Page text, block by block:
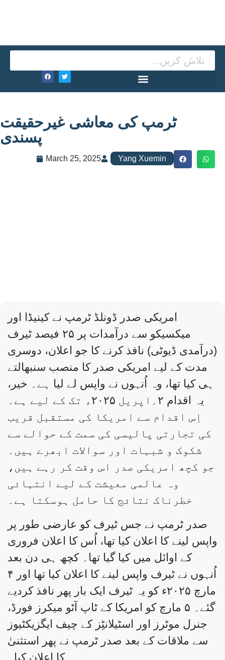
ٹرمپ کی معاشی غیرحقیقت
پسندی
March 25, 2025 Yang Xuemin
امریکی صدر ڈونلڈ ٹرمپ نے کینیڈا اور
میکسیکو سے درآمدات پر ۲۵ فیصد ٹیرف
(درآمدی ڈیوٹی) نافذ کرنے کا جو اعلان، دوسری
مدت کے لیے امریکی صدر کا منصب سنبھالتے
ہی کیا تھا، وہ اُنہوں نے واپس لے لیا ہے۔ خیر،
یہ اقدام ۲؍اپریل ۲۰۲۵ء تک کے لیے ہے۔
اِس اقدام سے امریکا کی مستقبل قریب
کی تجارتی پالیسی کی سمت کے حوالے سے
شکوک و شبہات اور سوالات ابھرے ہیں۔
جو کچھ امریکی صدر اس وقت کر رہے ہیں،
وہ عالمی معیشت کے لیے انتہائی
خطرناک نتائج کا حامل ہوسکتا ہے۔
صدر ٹرمپ نے جس ٹیرف کو عارضی طور پر
واپس لینے کا اعلان کیا تھا، اُس کا اعلان فروری
کے اوائل میں کیا گیا تھا۔ کچھ ہی دن بعد
اُنہوں نے ٹیرف واپس لینے کا اعلان کیا تھا اور ۴
مارچ ۲۰۲۵ء کو یہ ٹیرف ایک بار پھر نافذ کردیے
گئے۔ ۵ مارچ کو امریکا کے ٹاپ آٹو میکرز فورڈ،
جنرل موٹرز اور اسٹیلانٹِز کے چیف ایگزیکٹیوز
سے ملاقات کے بعد صدر ٹرمپ نے پھر استثنیٰ
کا اعلان کیا۔